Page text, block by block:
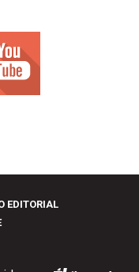
EDITORIAL